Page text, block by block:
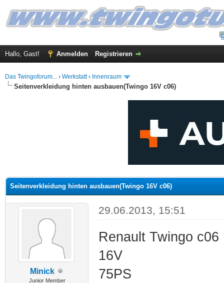
Hallo, Gast! Anmelden Registrieren
Das Twingoforum... › Werkstatt› Innenraum
Seitenverkleidung hinten ausbauen(Twingo 16V c06)
Seitenverkleidung hinten ausbauen(Twingo 16V c06)
Minick
Junior Member
29.06.2013, 15:51
Renault Twingo c06
16V
75PS